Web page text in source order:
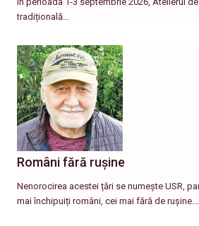
tradițională…
Români fără rușine
Nenorocirea acestei țări se numește USR,
mai închipuiți români, cei mai fără de rușine.…